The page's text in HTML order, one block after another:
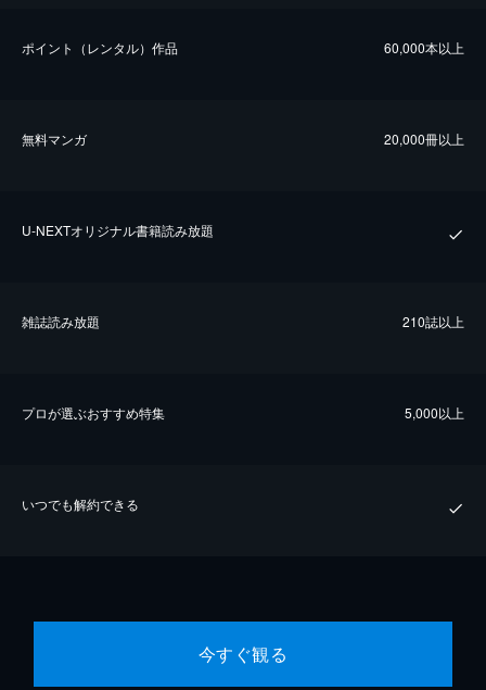
ポイント（レンタル）作品 60,000本以上
無料マンガ 20,000冊以上
U-NEXTオリジナル書籍読み放題
雑誌読み放題 210誌以上
プロが選ぶおすすめ特集 5,000以上
いつでも解約できる
今すぐ観る